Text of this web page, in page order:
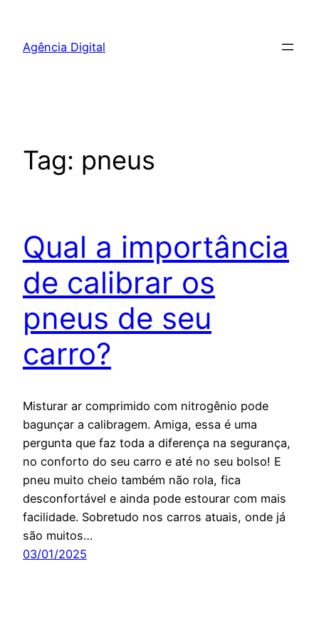
Agência Digital
Tag: pneus
Qual a importância
de calibrar os
pneus de seu
carro?
Misturar ar comprimido com nitrogênio pode
bagunçar a calibragem. Amiga, essa é uma
pergunta que faz toda a diferença na segurança,
no conforto do seu carro e até no seu bolso! E
pneu muito cheio também não rola, fica
desconfortável e ainda pode estourar com mais
facilidade. Sobretudo nos carros atuais, onde já
são muitos…
03/01/2025